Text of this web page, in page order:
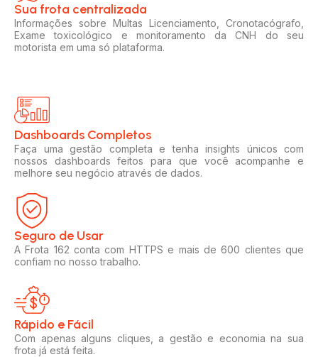
Sua frota centralizada​
Informações sobre Multas Licenciamento, Cronotacógrafo,
Exame toxicológico e monitoramento da CNH do seu
motorista em uma só plataforma.
Dashboards Completos​​
Faça uma gestão completa e tenha insights únicos com
nossos dashboards feitos para que você acompanhe e
melhore seu negócio através de dados.
Seguro de Usar​
A Frota 162 conta com HTTPS e mais de 600 clientes que
confiam no nosso trabalho.
Rápido e Fácil​
Com apenas alguns cliques, a gestão e economia na sua
frota já está feita.